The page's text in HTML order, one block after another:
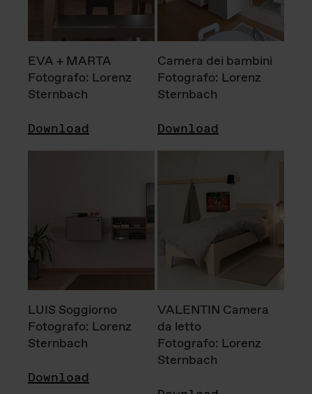
EVA + MARTA
Fotografo: Lorenz
Sternbach
Download
Camera dei bambini
Fotografo: Lorenz
Sternbach
Download
LUIS Soggiorno
Fotografo: Lorenz
Sternbach
Download
VALENTIN Camera
da letto
Fotografo: Lorenz
Sternbach